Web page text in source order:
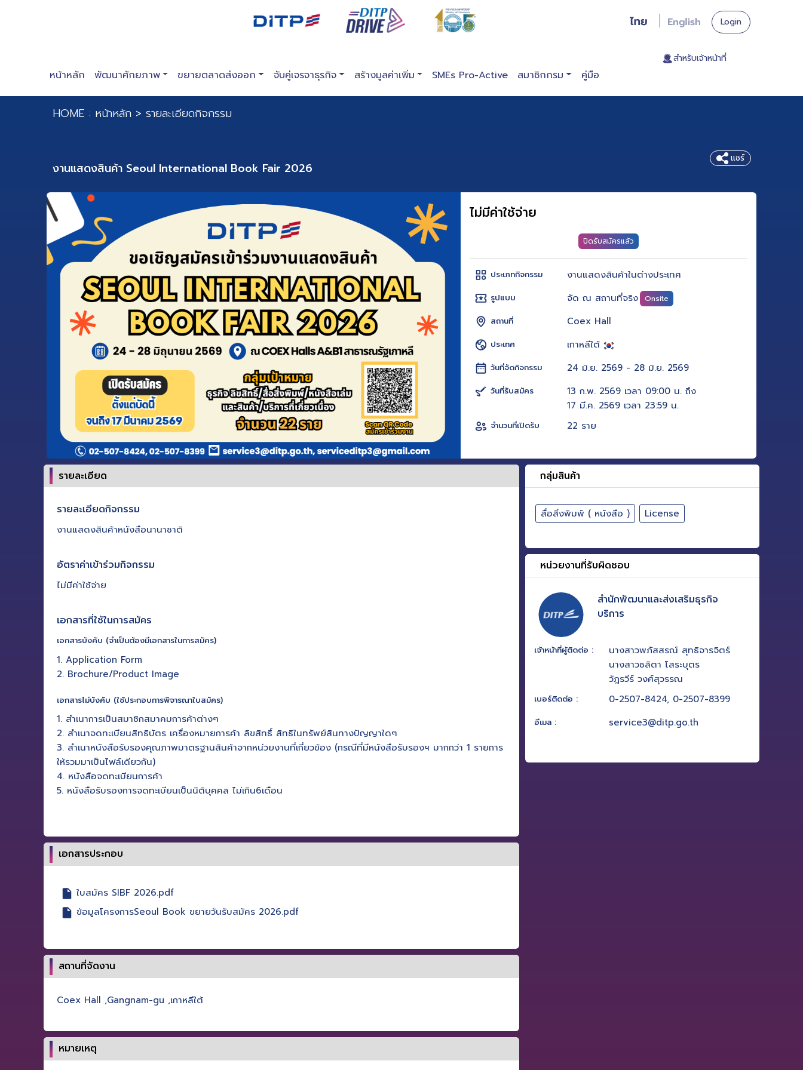
Login
. สำหรับเจ้าหน้าที่
หน้าหลัก พัฒนาศักยภาพ ขยายตลาดส่งออก จับคู่เจรจาธุรกิจ สร้างมูลค่าเพิ่ม SMEs Pro-Active สมาชิกกรม คู่มือ
HOME : หน้าหลัก > รายละเอียดกิจกรรม
งานแสดงสินค้า Seoul International Book Fair 2026
แชร์
ไม่มีค่าใช้จ่าย
ปิดรับสมัครแล้ว
ประเภทกิจกรรม งานแสดงสินค้าในต่างประเทศ
รูปแบบ จัด ณ สถานที่จริง Onsite
สถานที่ Coex Hall
ประเทศ เกาหลีใต้
วันที่จัดกิจกรรม 24 มิ.ย. 2569 - 28 มิ.ย. 2569
วันที่รับสมัคร
13 ก.พ. 2569 เวลา 09:00 น. ถึง
17 มี.ค. 2569 เวลา 23:59 น.
จำนวนที่เปิดรับ 22 ราย
รายละเอียด
รายละเอียดกิจกรรม
งานแสดงสินค้าหนังสือนานาชาติ
อัตราค่าเข้าร่วมกิจกรรม
ไม่มีค่าใช้จ่าย
เอกสารที่ใช้ในการสมัคร
เอกสารบังคับ (จำเป็นต้องมีเอกสารในการสมัคร)
1. Application Form
2. Brochure/Product Image
เอกสารไม่บังคับ (ใช้ประกอบการพิจารณาใบสมัคร)
1. สำเนาการเป็นสมาชิกสมาคมการค้าต่างๆ
2. สำเนาจดทะเบียนสิทธิบัตร เครื่องหมายการค้า ลิขสิทธิ์ สิทธิในทรัพย์สินทางปัญญาใดๆ
3. สำเนาหนังสือรับรองคุณภาพมาตรฐานสินค้าจากหน่วยงานที่เกี่ยวข้อง (กรณีที่มีหนังสือรับรองฯ มากกว่า 1 รายการ
ให้รวมมาเป็นไฟล์เดียวกัน)
4. หนังสือจดทะเบียนการค้า
5. หนังสือรับรองการจดทะเบียนเป็นนิติบุคคล ไม่เกิน6เดือน
เอกสารประกอบ
ใบสมัคร SIBF 2026.pdf
ข้อมูลโครงการSeoul Book ขยายวันรับสมัคร 2026.pdf
สถานที่จัดงาน
Coex Hall ,Gangnam-gu ,เกาหลีใต้
หมายเหตุ
กลุ่มสินค้า
สื่อสิ่งพิมพ์ ( หนังสือ ) License
หน่วยงานที่รับผิดชอบ
สำนักพัฒนาและส่งเสริมธุรกิจ
บริการ
เจ้าหน้าที่ผู้ติดต่อ :
นางสาวพภัสสรณ์ สุทธิจารจิตร์
นางสาวชลิตา โสระบุตร
วัฎรวีร์ วงศ์สุวรรณ
เบอร์ติดต่อ : 0-2507-8424, 0-2507-8399
อีเมล : service3@ditp.go.th